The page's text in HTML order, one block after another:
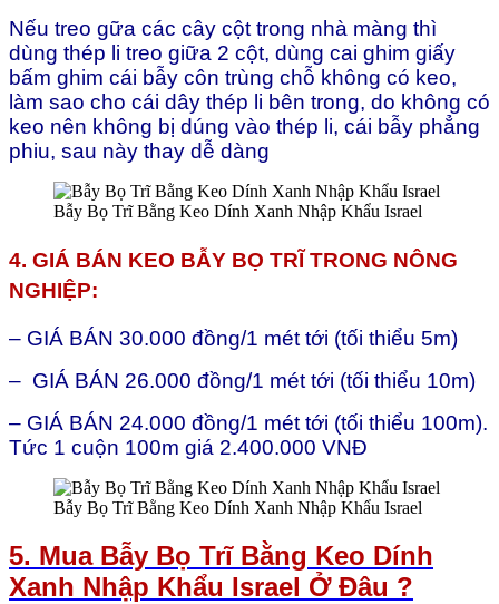
Nếu treo gữa các cây cột trong nhà màng thì
dùng thép li treo giữa 2 cột, dùng cai ghim giấy
bấm ghim cái bẫy côn trùng chỗ không có keo,
làm sao cho cái dây thép li bên trong, do không có
keo nên không bị dúng vào thép li, cái bẫy phẳng
phiu, sau này thay dễ dàng
Bẫy Bọ Trĩ Bằng Keo Dính Xanh Nhập Khẩu Israel
4. GIÁ BÁN KEO BẪY BỌ TRĨ TRONG NÔNG
NGHIỆP:
– GIÁ BÁN 30.000 đồng/1 mét tới (tối thiểu 5m)
– GIÁ BÁN 26.000 đồng/1 mét tới (tối thiểu 10m)
– GIÁ BÁN 24.000 đồng/1 mét tới (tối thiểu 100m).
Tức 1 cuộn 100m giá 2.400.000 VNĐ
Bẫy Bọ Trĩ Bằng Keo Dính Xanh Nhập Khẩu Israel
5. Mua Bẫy Bọ Trĩ Bằng Keo Dính
Xanh Nhập Khẩu Israel Ở Đâu ?